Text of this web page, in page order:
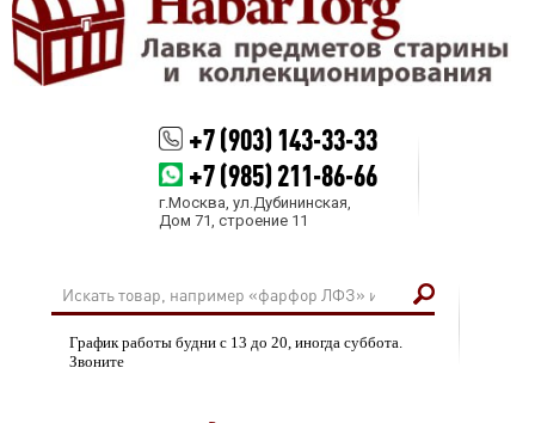
+7 (903) 143-33-33
+7 (985) 211-86-66
г.Москва, ул.Дубининская,
Дом 71, строение 11
График работы будни с 13 до 20, иногда суббота.
Звоните